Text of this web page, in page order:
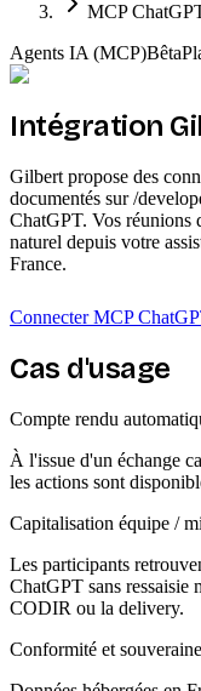
MCP
Agents IA (MCP)Bêta
Intégration
Gilbert propose des
documentés sur /
ChatGPT. Vos réunions
naturel depuis votre
France.
Connecter MCP
Cas d'usage
Compte rendu
À l'issue d'un échange
les actions sont
Capitalisation équipe /
Les participants
ChatGPT sans
CODIR ou la delivery.
Conformité et